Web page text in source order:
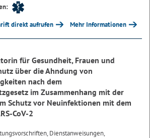
direkt aufrufen Mehr Informationen
für Gesundheit, Frauen und
über die Ahndung von
nach dem
im Zusammenhang mit der
Schutz vor Neuinfektionen mit dem
CoV-2
Dienstanweisungen,